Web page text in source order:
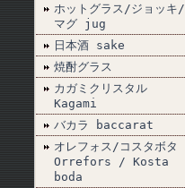
ホットグラス/ジョッキ/
マグ jug
日本酒 sake
焼酎グラス
カガミクリスタル
Kagami
バカラ baccarat
オレフォス/コスタボタ
Orrefors / Kosta
boda